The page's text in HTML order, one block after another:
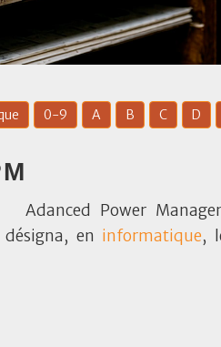
0-9 A B C D
Adanced Power
désigna, en informatique,